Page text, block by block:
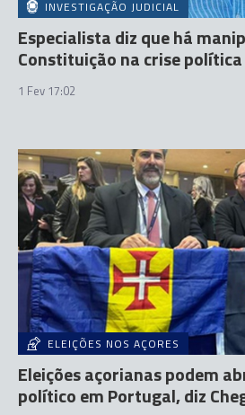
INVESTIGAÇÃO JUDICIAL
Especialista diz que há
Constituição na crise
1 Fev 17:02
ELEIÇÕES NOS AÇORES
Eleições açorianas podem
político em Portugal, diz